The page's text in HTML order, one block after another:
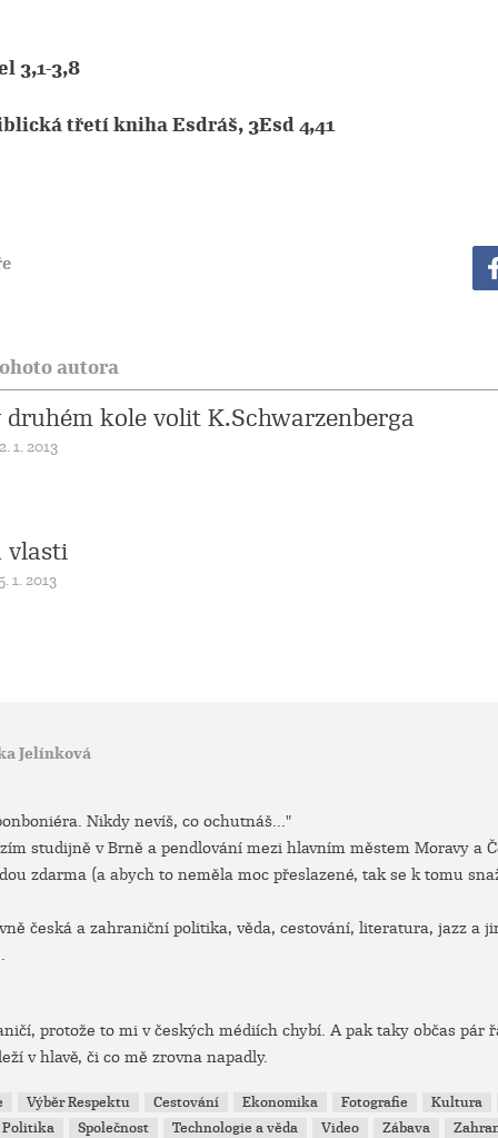
3,1-3,8
třetí kniha Esdráš, 3Esd 4,41
autora
druhém kole volit K.Schwarzenberga
1. 2013
vlasti
1. 2013
Jelínková
Nikdy nevíš, co ochutnáš..."
studijně v Brně a pendlování mezi hlavním městem Moravy a
zdarma (a abych to neměla moc přeslazené, tak se k tomu
česká a zahraniční politika, věda, cestování, literatura, jazz a
protože to mi v českých médiích chybí. A pak taky občas pár
v hlavě, či co mě zrovna napadly.
Výběr Respektu Cestování Ekonomika Fotografie
Kultura
Politika
Společnost Technologie a věda Video Zábava